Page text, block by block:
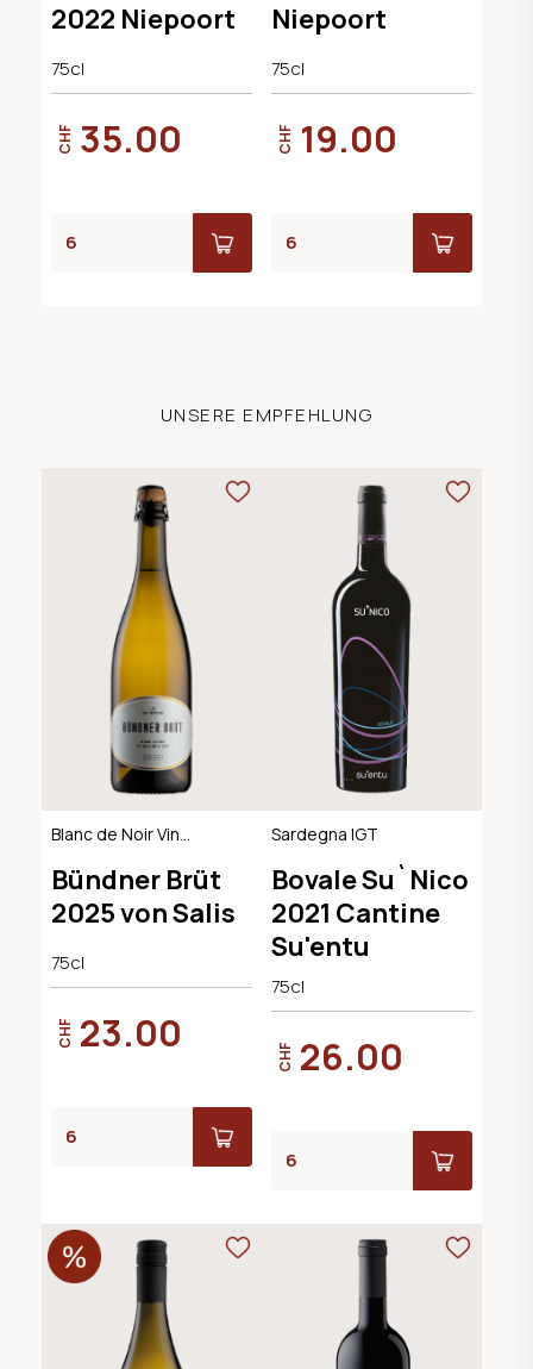
2022 Niepoort
75cl
CHF 35.00
Niepoort
75cl
CHF 19.00
UNSERE EMPFEHLUNG
Blanc de Noir Vin
Graubünden
Bündner Brüt
2025 von Salis
75cl
CHF 23.00
Sardegna IGT
Bovale Su`Nico
2021 Cantine
Su'entu
75cl
CHF 26.00